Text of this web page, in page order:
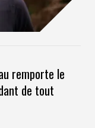
remporte le
de tout